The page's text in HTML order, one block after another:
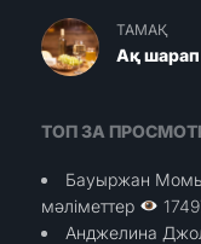
ТАМАҚ
Ақ
ТОП ЗА
Бауыржан
мәліметтер
Анджелина